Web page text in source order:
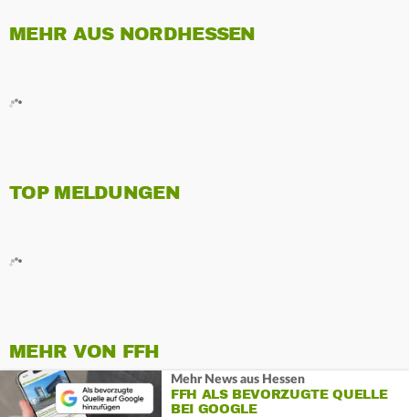
MEHR AUS NORDHESSEN
TOP MELDUNGEN
MEHR VON FFH
Mehr News aus Hessen
FFH ALS BEVORZUGTE QUELLE
BEI GOOGLE